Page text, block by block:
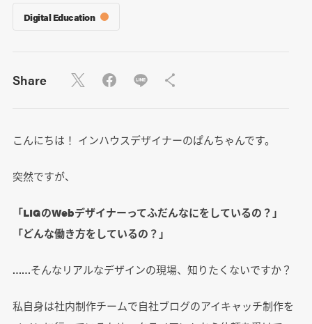
Digital Education
Share
こんにちは！ インハウスデザイナーのぱんちゃんです。
突然ですが、
「LIGのWebデザイナーってふだんなにをしているの？」
「どんな働き方をしているの？」
……そんなリアルなデザインの現場、知りたくないですか？
私自身は社内制作チームで自社ブログのアイキャッチ制作を